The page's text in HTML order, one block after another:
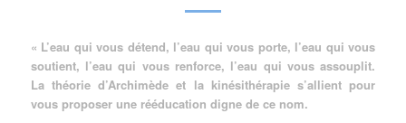
« L’eau qui vous détend, l’eau qui vous porte, l’eau qui vous
soutient, l’eau qui vous renforce, l’eau qui vous assouplit.
La théorie d’Archimède et la kinésithérapie s’allient pour
vous proposer une rééducation digne de ce nom.